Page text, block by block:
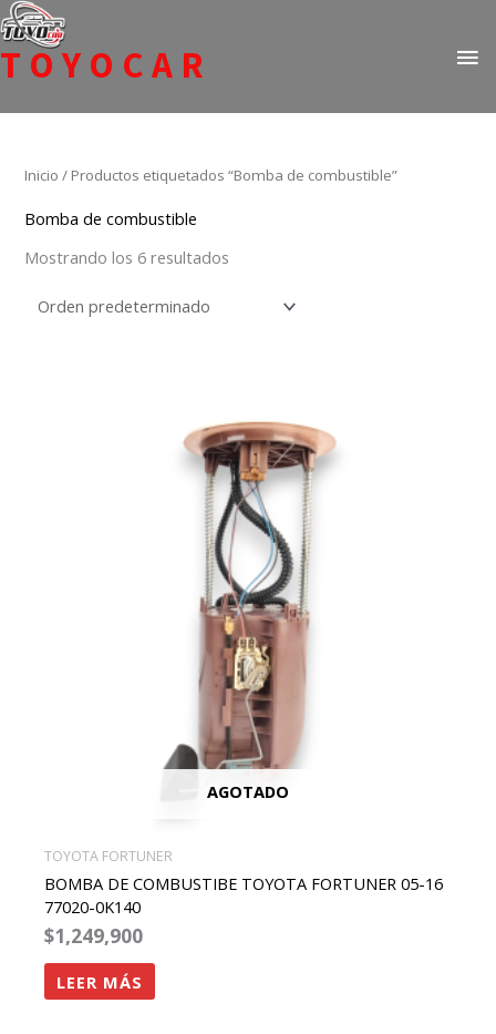
Ir
al
contenido
TOYOCAR
Inicio / Productos etiquetados “Bomba de combustible”
Bomba de combustible
Mostrando los 6 resultados
AGOTADO
TOYOTA FORTUNER
BOMBA DE COMBUSTIBE TOYOTA FORTUNER 05-16
77020-0K140
$1,249,900
LEER MÁS